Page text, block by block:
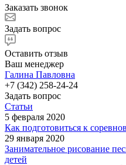
Заказать звонок
Задать вопрос
Оставить отзыв
Ваш менеджер
Галина Павловна
+7 (342) 258-24-24
Задать вопрос
Статьи
5 февраля 2020
Как подготовиться к
29 января 2020
Занимательное рисование
детей